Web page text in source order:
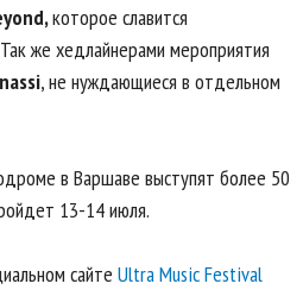
которое славится
же хедлайнерами мероприятия
, не нуждающиеся в отдельном
в Варшаве выступят более 50
13-14 июля.
сайте Ultra Music Festival